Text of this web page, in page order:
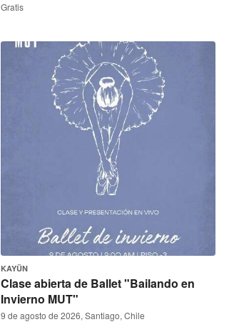
Gratis
KAYÜN
Clase abierta de Ballet "Bailando en
Invierno MUT"
9 de agosto de 2026, Santiago, Chile